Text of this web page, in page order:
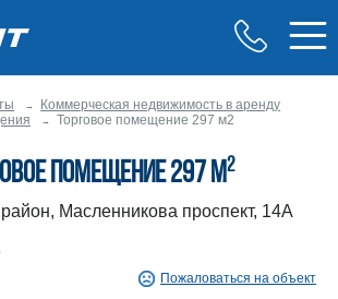
Коммерческая недвижимость в аренду
Торговое помещение 297 м2
помещение 297 м2
Масленникова проспект, 14А
Пожаловаться на объект